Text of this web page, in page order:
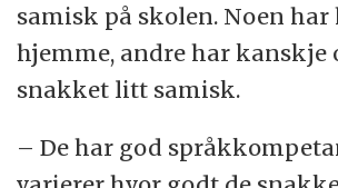
samisk på skolen. Noen
hjemme, andre har kanskje
snakket litt samisk.
– De har god